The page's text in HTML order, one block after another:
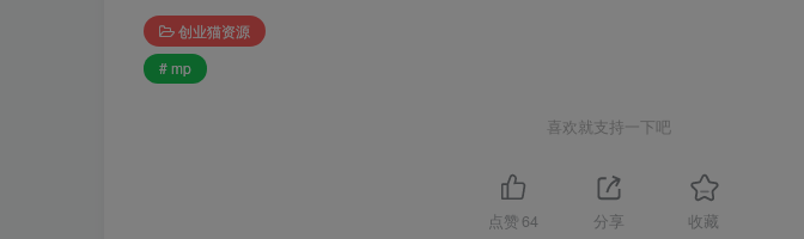
创业猫资源
# mp
喜欢就支持一下吧
点赞 64 分享 收藏